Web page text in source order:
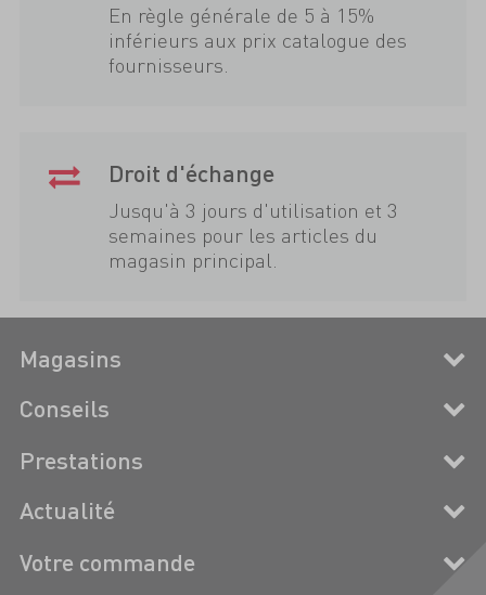
En règle générale de 5 à 15%
inférieurs aux prix catalogue des
fournisseurs.
Droit d'échange
Jusqu'à 3 jours d'utilisation et 3
semaines pour les articles du
magasin principal.
Magasins
Conseils
Prestations
Actualité
Votre commande